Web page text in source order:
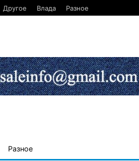
Другое Влада Разное
Разное